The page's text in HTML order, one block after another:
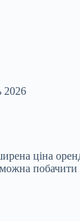
2026
ціна
побачити